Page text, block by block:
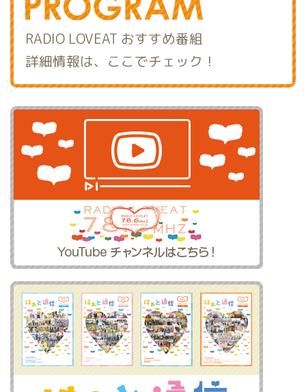
RADIO LOVEAT おすすめ番組
詳細情報は、ここでチェック！